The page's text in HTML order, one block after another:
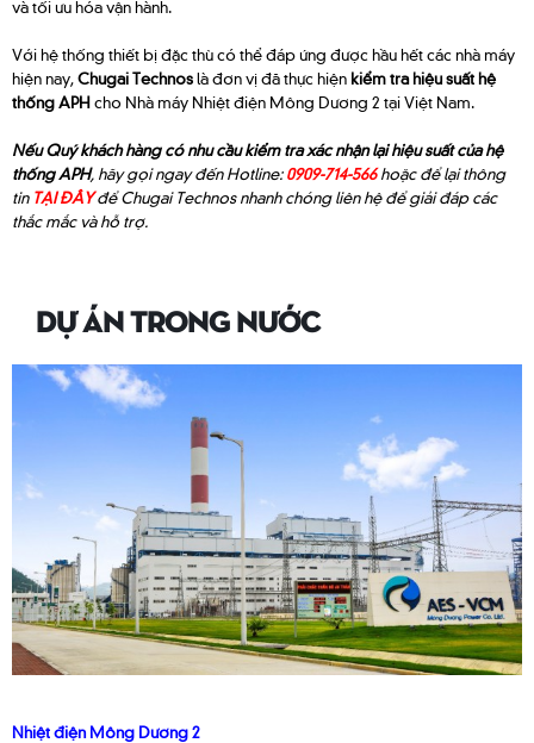
và tối ưu hóa vận hành.
Với hệ thống thiết bị đặc thù có thể đáp ứng được hầu hết các nhà máy
hiện nay,Chugai Technoslà đơn vị đã thực hiện kiểm tra hiệu suất hệ
thống APHcho Nhà máy Nhiệt điện Mông Dương 2 tại Việt Nam.
Nếu Quý khách hàng có nhu cầu kiểm tra xác nhận lại hiệu suất của hệ
thống APH, hãy gọi ngay đến Hotline:0909-714-566hoặc để lại thông
tin TẠI ĐÂYđể Chugai Technos nhanh chóng liên hệ để giải đáp các
thắc mắc và hỗ trợ.
DỰ ÁN TRONG NƯỚC
Nhiệt điện Mông Dương 2